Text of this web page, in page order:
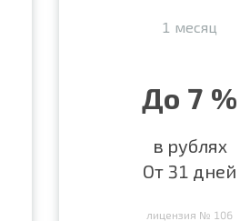
1 месяц
До 7 %
в рублях
От 31 дней
лицензия № 106